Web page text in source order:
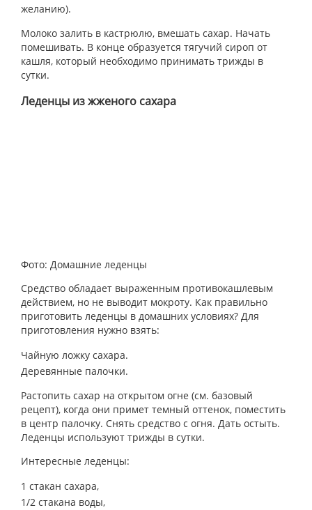
желанию).
Молоко залить в кастрюлю, вмешать сахар. Начать
помешивать. В конце образуется тягучий сироп от
кашля, который необходимо принимать трижды в
сутки.
Леденцы из жженого сахара
Фото: Домашние леденцы
Средство обладает выраженным противокашлевым
действием, но не выводит мокроту. Как правильно
приготовить леденцы в домашних условиях? Для
приготовления нужно взять:
Чайную ложку сахара.
Деревянные палочки.
Растопить сахар на открытом огне (см. базовый
рецепт), когда они примет темный оттенок, поместить
в центр палочку. Снять средство с огня. Дать остыть.
Леденцы используют трижды в сутки.
Интересные леденцы:
1 стакан сахара,
1/2 стакана воды,